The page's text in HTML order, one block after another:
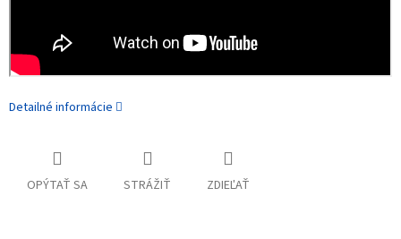
Detailné informácie
OPÝTAŤ SA STRÁŽIŤ ZDIEĽAŤ